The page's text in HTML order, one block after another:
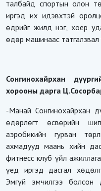
талбайд спортын олон
иргэд их идэвхтэй
өдрийг жилд нэг, хоёр
өдөр машинаас
Сонгинохайрхан
хорооны дарга
-Манай Сонгинохайрхан
өдөрлөгт өсвөрийн
аэробикийн гурван
ахмадууд маань хийн
фитнесс клуб үйл
үед иргэд дасгал
Эмгүй эмчилгээ болсон